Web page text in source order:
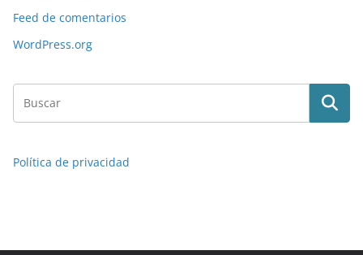
Feed de comentarios
WordPress.org
Política de privacidad